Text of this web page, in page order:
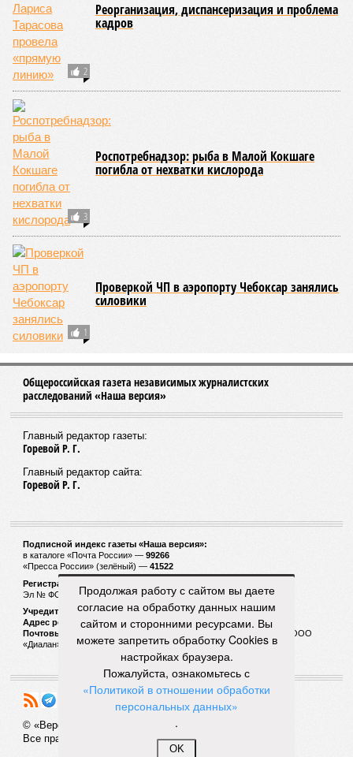
2
Реорганизация, диспансеризация и проблема
кадров
3
Роспотребнадзор: рыба в Малой Кокшаге
погибла от нехватки кислорода
1
Проверкой ЧП в аэропорту Чебоксар занялись
силовики
Общероссийская газета независимых журналистских
расследований «Наша версия»
Главный редактор газеты:
Горевой Р. Г.
Главный редактор сайта:
Горевой Р. Г.
Подписной индекс газеты «Наша версия»:
в каталоге «Почта России» — 99266
«Пресса России» (зелёный) — 41522
Регистрационный номер Роскомнадзора
Эл № ФС77-53847 от 26.04.2013.
Учредитель ООО «Версия»
Адрес редакции:123100, Россия, Москва, улица 1905 года, 7с1
Почтовый адрес редакции:
123022, Россия, Москва, а/я 29. для ООО
«Диалан»
© «Версия»
Все права защищены
Продолжая работу с сайтом вы даете
согласие на обработку данных нашим
сайтом и сторонними ресурсами. Вы
можете запретить обработку Cookies в
настройках браузера.
Пожалуйста, ознакомьтесь с
«Политикой в отношении обработки
персональных данных»
.
OK